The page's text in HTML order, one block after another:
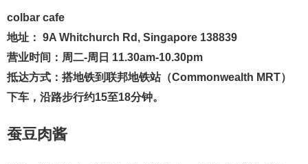
colbar cafe
地址： 9A Whitchurch Rd, Singapore 138839
营业时间：周二-周日 11.30am-10.30pm
抵达方式：搭地铁到联邦地铁站（Commonwealth MRT）
下车，沿路步行约15至18分钟。
蚕豆肉酱